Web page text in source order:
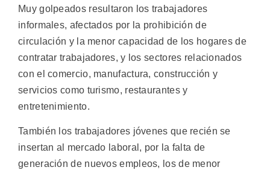
Muy golpeados resultaron los trabajadores
informales, afectados por la prohibición de
circulación y la menor capacidad de los hogares de
contratar trabajadores, y los sectores relacionados
con el comercio, manufactura, construcción y
servicios como turismo, restaurantes y
entretenimiento.
También los trabajadores jóvenes que recién se
insertan al mercado laboral, por la falta de
generación de nuevos empleos, los de menor